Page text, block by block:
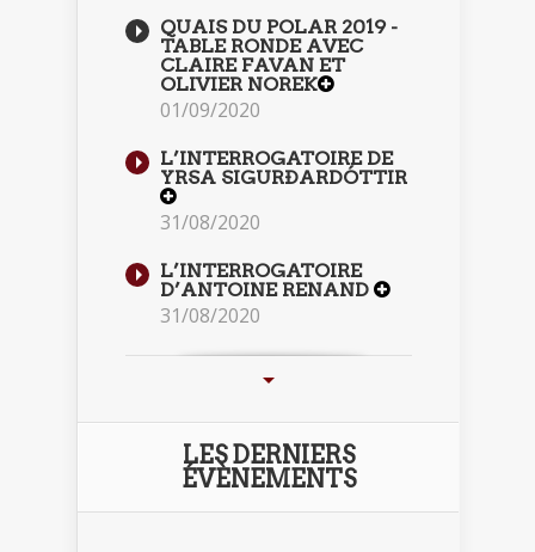
QUAIS DU POLAR 2019 -
TABLE RONDE AVEC
CLAIRE FAVAN ET
OLIVIER NOREK
01/09/2020
L’INTERROGATOIRE DE
YRSA SIGURÐARDÓTTIR
31/08/2020
L’INTERROGATOIRE
D’ANTOINE RENAND
31/08/2020
LES DERNIERS
ÉVÈNEMENTS